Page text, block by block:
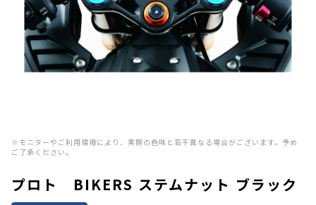
※モニターやご利用環境により、実際の色味と若干異なる場合がございます。予め
ご了承ください。
プロト BIKERS ステムナット ブラック